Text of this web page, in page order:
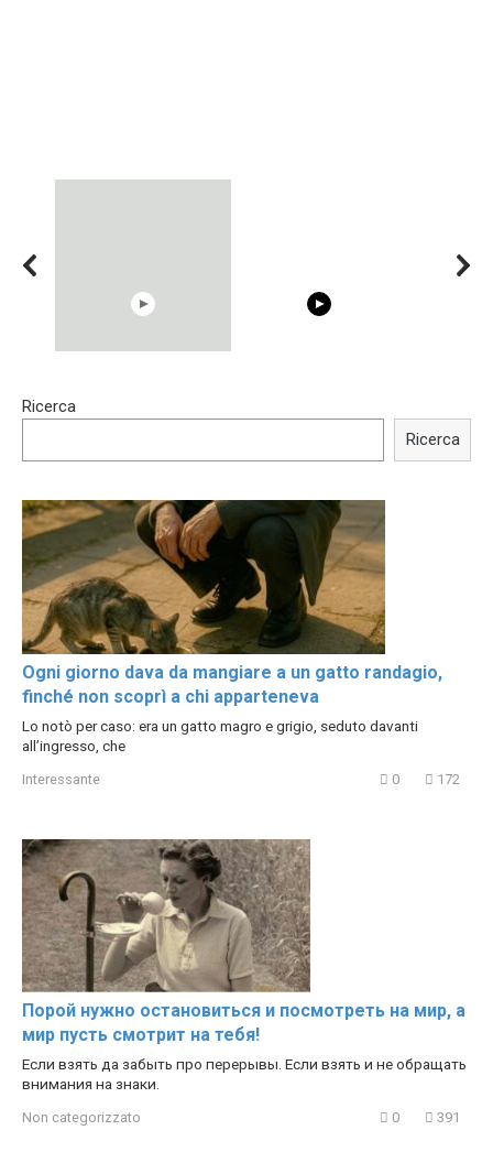
Shocking illusion - Pretty
Trying BOLLYWOOD
Ricerca
Ricerca
Ogni giorno dava da mangiare a un gatto randagio,
finché non scoprì a chi apparteneva
Lo notò per caso: era un gatto magro e grigio, seduto davanti
all’ingresso, che
Interessante 0 172
Порой нужно остановиться и посмотреть на мир, а
мир пусть смотрит на тебя!
Если взять да забыть про перерывы. Если взять и не обращать
внимания на знаки.
Non categorizzato 0 391